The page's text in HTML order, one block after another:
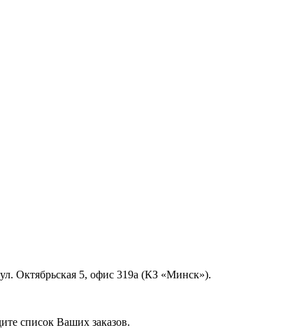
Октябрьская 5, офис 319а (КЗ «Минск»).
список Ваших заказов.